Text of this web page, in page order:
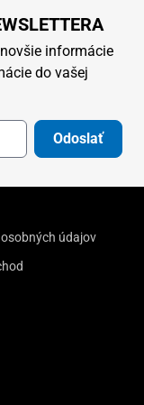
informácie
do vašej
Odoslať
údajov